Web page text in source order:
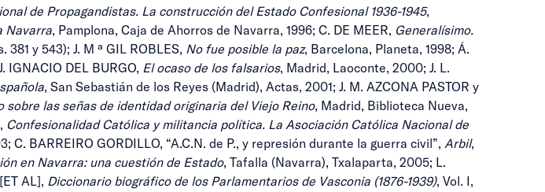
de Propagandistas. La construcción del Estado Confesional 1936-1945,
Navarra, Pamplona, Caja de Ahorros de Navarra, 1996; C. DE MEER, Generalísimo.
y 543); J. M ª GIL ROBLES, No fue posible la paz, Barcelona, Planeta, 1998; Á.
IGNACIO DEL BURGO, El ocaso de los falsarios, Madrid, Laoconte, 2000; J. L.
, San Sebastián de los Reyes (Madrid), Actas, 2001; J. M. AZCONA PASTOR y
sobre las señas de identidad originaria del Viejo Reino, Madrid, Biblioteca Nueva,
Confesionalidad Católica y militancia política. La Asociación Católica Nacional de
C. BARREIRO GORDILLO, “A.C.N. de P., y represión durante la guerra civil”, Arbil,
en Navarra: una cuestión de Estado, Tafalla (Navarra), Txalaparta, 2005; L.
AL], Diccionario biográfico de los Parlamentarios de Vasconia (1876-1939), Vol. I,